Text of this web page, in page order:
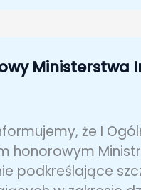
Ministerstwa
że I
podkreślające